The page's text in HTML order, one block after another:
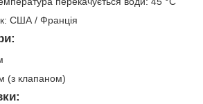
США / Франція
(з клапаном)